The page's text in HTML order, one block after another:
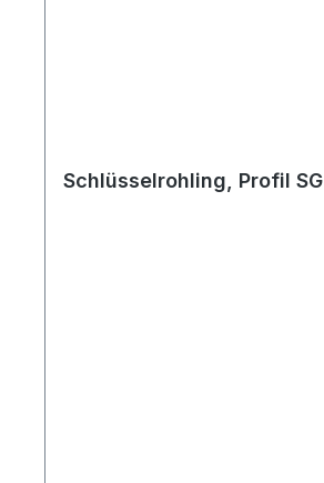
Schlüsselrohling, Profil SG